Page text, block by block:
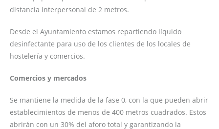
distancia interpersonal de 2 metros.
Desde el Ayuntamiento estamos repartiendo líquido
desinfectante para uso de los clientes de los locales de
hostelería y comercios.
Comercios y mercados
Se mantiene la medida de la fase 0, con la que pueden abrir
establecimientos de menos de 400 metros cuadrados. Estos
abrirán con un 30% del aforo total y garantizando la